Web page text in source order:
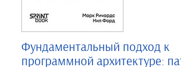
Фундаментальный подход к
программной архитектуре: